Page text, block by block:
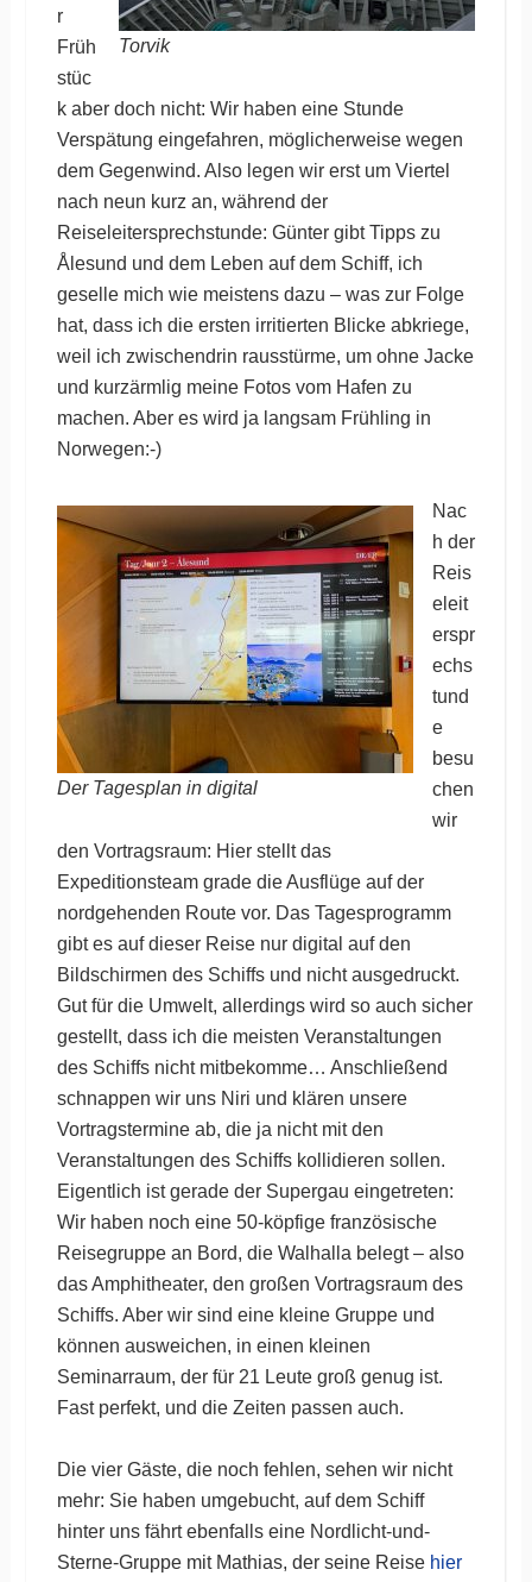
Torvik
r
Früh
stüc
k aber doch nicht: Wir haben eine Stunde
Verspätung eingefahren, möglicherweise wegen
dem Gegenwind. Also legen wir erst um Viertel
nach neun kurz an, während der
Reiseleitersprechstunde: Günter gibt Tipps zu
Ålesund und dem Leben auf dem Schiff, ich
geselle mich wie meistens dazu – was zur Folge
hat, dass ich die ersten irritierten Blicke abkriege,
weil ich zwischendrin rausstürme, um ohne Jacke
und kurzärmlig meine Fotos vom Hafen zu
machen. Aber es wird ja langsam Frühling in
Norwegen:-)
Der Tagesplan in digital
Nac
h der
Reis
eleit
erspr
echs
tund
e
besu
chen
wir
den Vortragsraum: Hier stellt das
Expeditionsteam grade die Ausflüge auf der
nordgehenden Route vor. Das Tagesprogramm
gibt es auf dieser Reise nur digital auf den
Bildschirmen des Schiffs und nicht ausgedruckt.
Gut für die Umwelt, allerdings wird so auch sicher
gestellt, dass ich die meisten Veranstaltungen
des Schiffs nicht mitbekomme… Anschließend
schnappen wir uns Niri und klären unsere
Vortragstermine ab, die ja nicht mit den
Veranstaltungen des Schiffs kollidieren sollen.
Eigentlich ist gerade der Supergau eingetreten:
Wir haben noch eine 50-köpfige französische
Reisegruppe an Bord, die Walhalla belegt – also
das Amphitheater, den großen Vortragsraum des
Schiffs. Aber wir sind eine kleine Gruppe und
können ausweichen, in einen kleinen
Seminarraum, der für 21 Leute groß genug ist.
Fast perfekt, und die Zeiten passen auch.
Die vier Gäste, die noch fehlen, sehen wir nicht
mehr: Sie haben umgebucht, auf dem Schiff
hinter uns fährt ebenfalls eine Nordlicht-und-
Sterne-Gruppe mit Mathias, der seine Reise hier